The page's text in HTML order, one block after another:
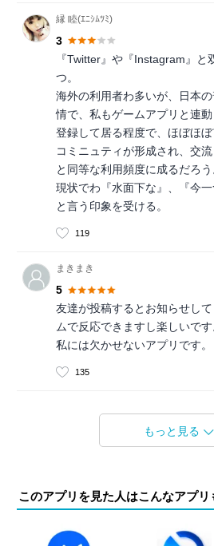
縁 睦(ｴﾆｼﾑﾂﾐ)
3
『Twitter』や『Instagram』と
つ。
海外の利用者わ多いが、日本
情で、私もゲームアプリと連
登録して居る程度で、ほぼほぼ
コミニュティが形成され、交
と同等な利用頻度に成るだろう
現状でわ『水面下な』、『今一
と言う印象を受ける。
119
まきまき
5
友達が投稿するとお知らせし
ムで反応できますし楽しいで
私には欠かせないアプリです。
135
もっと見る
このアプリを見た人はこんなアプリ